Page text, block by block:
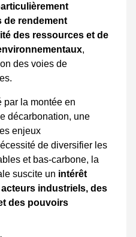
de rendement
des ressources et de
,
des voies de
par la montée en
décarbonation, une
enjeux
de diversifier les
et bas-carbone, la
suscite un intérêt
industriels, des
des pouvoirs